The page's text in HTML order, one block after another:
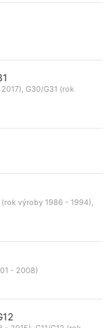
G30/G31 (rok
výroby 1986 - 1994),
- 2008)